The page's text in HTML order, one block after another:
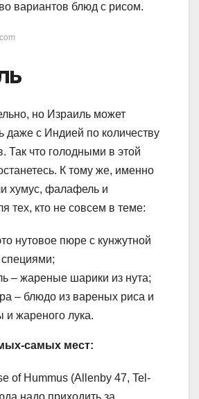
вариантов блюд с рисом.
но Израиль может
даже с Индией по количеству
Так что голодными в этой
К тому же, именно
хумус, фалафель и
тех, кто не совсем в теме:
нутовое пюре с кунжутной
специями;
– жареные шарики из нута;
– блюдо из вареных риса и
и жареного лука.
самых мест:
of Hummus (Allenby 47, Tel-
надо приходить за